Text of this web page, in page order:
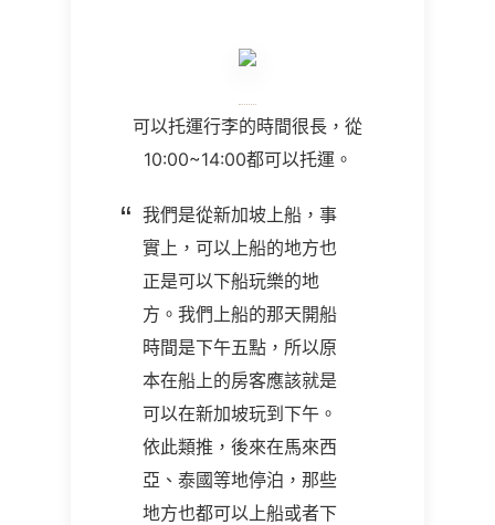
可以托運行李的時間很長，從
10:00~14:00都可以托運。
我們是從新加坡上船，事
實上，可以上船的地方也
正是可以下船玩樂的地
方。我們上船的那天開船
時間是下午五點，所以原
本在船上的房客應該就是
可以在新加坡玩到下午。
依此類推，後來在馬來西
亞、泰國等地停泊，那些
地方也都可以上船或者下